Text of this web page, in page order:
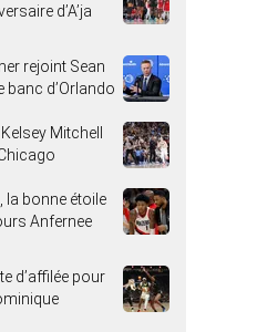
d’A’ja
rejoint Sean
banc d’Orlando
Mitchell
la bonne étoile
Anfernee
d’affilée pour